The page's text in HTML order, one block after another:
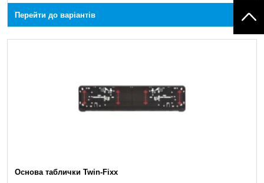
Перейти до варіантів
Основа таблички Twin-Fixx